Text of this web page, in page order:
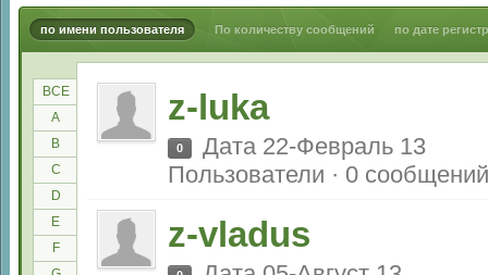
по имени пользователя По количеству сообщений по дате
ВСЕ
A
B
C
D
E
F
z-luka
0
Дата 22-Февраль 13
Пользователи · 0 сообщений
z-vladus